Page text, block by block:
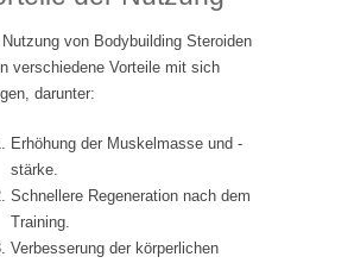
Nutzung von Bodybuilding Steroiden
verschiedene Vorteile mit sich
darunter:
Erhöhung der Muskelmasse und -
stärke.
Schnellere Regeneration nach dem
Training.
Verbesserung der körperlichen